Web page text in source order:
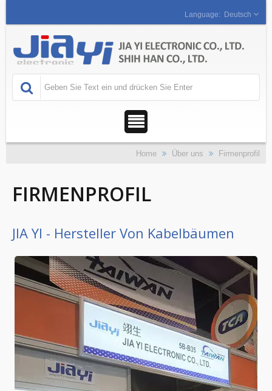
Deutsch
Home Über uns Firmenprofil
FIRMENPROFIL
JIA YI - Hersteller Von Kabelbäumen